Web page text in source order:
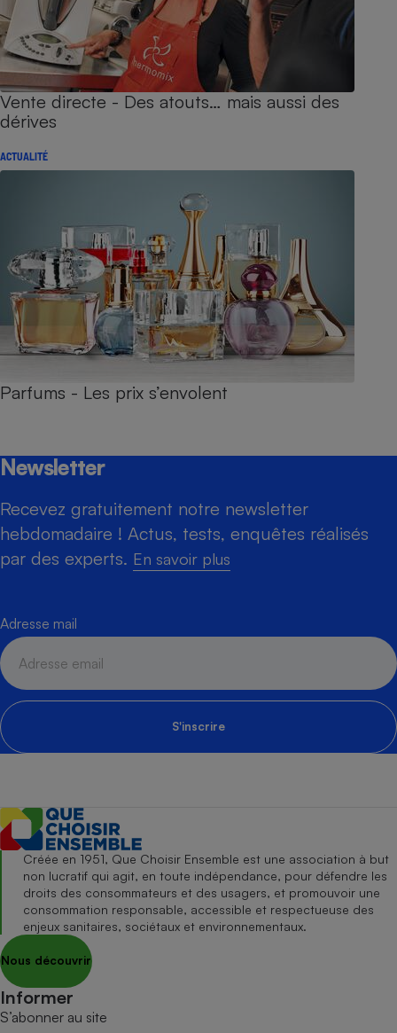
Vente directe - Des atouts… mais aussi des
dérives
ACTUALITÉ
Parfums - Les prix s’envolent
Newsletter
Recevez gratuitement notre newsletter
hebdomadaire ! Actus, tests, enquêtes réalisés
par des experts. En savoir plus
Adresse mail
S'inscrire
Créée en 1951, Que Choisir Ensemble est une association à but
non lucratif qui agit, en toute indépendance, pour défendre les
droits des consommateurs et des usagers, et promouvoir une
consommation responsable, accessible et respectueuse des
enjeux sanitaires, sociétaux et environnementaux.
Nous découvrir
Informer
S’abonner au site